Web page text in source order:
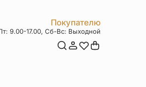
Покупателю
9.00-17.00, Сб-Вс: Выходной